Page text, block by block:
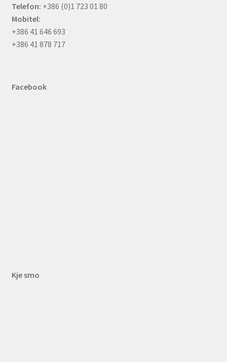
Telefon: +386 (0)1 723 01 80
Mobitel:
+386 41 646 693
+386 41 878 717
Facebook
Kje smo